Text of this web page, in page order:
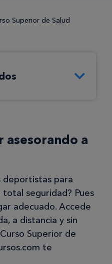
Superior de Salud
asesorando a
deportistas para
total seguridad? Pues
adecuado. Accede
a distancia y sin
Superior de
te